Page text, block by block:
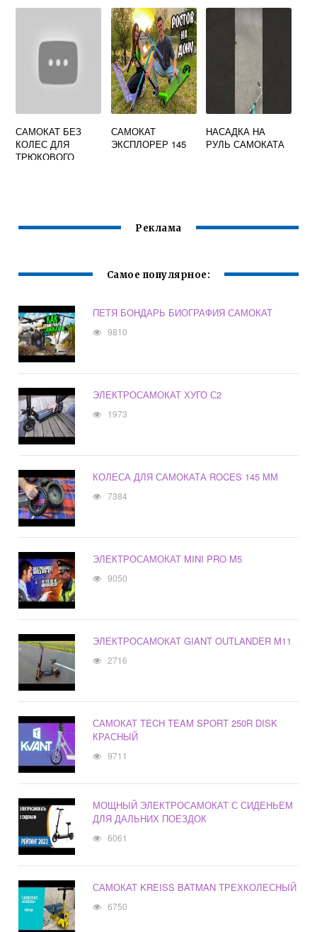
САМОКАТ БЕЗ
КОЛЕС ДЛЯ
ТРЮКОВОГО
САМОКАТ
ЭКСПЛОРЕР 145
НАСАДКА НА
РУЛЬ САМОКАТА
Реклама
Самое популярное:
ПЕТЯ БОНДАРЬ БИОГРАФИЯ САМОКАТ
9810
ЭЛЕКТРОСАМОКАТ ХУГО С2
1973
КОЛЕСА ДЛЯ САМОКАТА ROCES 145 ММ
7384
ЭЛЕКТРОСАМОКАТ MINI PRO M5
9050
ЭЛЕКТРОСАМОКАТ GIANT OUTLANDER M11
2716
САМОКАТ TECH TEAM SPORT 250R DISK
КРАСНЫЙ
9711
МОЩНЫЙ ЭЛЕКТРОСАМОКАТ С СИДЕНЬЕМ
ДЛЯ ДАЛЬНИХ ПОЕЗДОК
6061
САМОКАТ KREISS BATMAN ТРЕХКОЛЕСНЫЙ
6750